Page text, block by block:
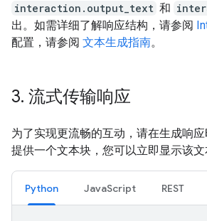
interaction.output_text 和
出。如需详细了解响应结构，请参阅
配置，请参阅 文本生成指南。
3. 流式传输响应
为了实现更流畅的互动，请在生成响
提供一个文本块，您可以立即显示该文
Python JavaScript REST